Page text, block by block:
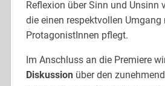
Reflexion über Sinn und Unsinn
die einen respektvollen Umgang
ProtagonistInnen pflegt.
Im Anschluss an die Premiere
Diskussionüber den